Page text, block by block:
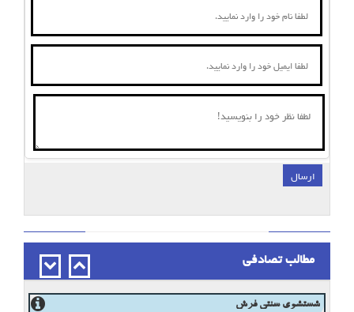
ارسال
مطالب تصادفی
شستشوی سنتی فرش